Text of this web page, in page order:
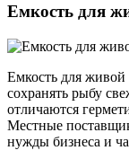
Емкость для
Емкость для
сохранять рыбу
отличаются
Местные
нужды бизнеса и